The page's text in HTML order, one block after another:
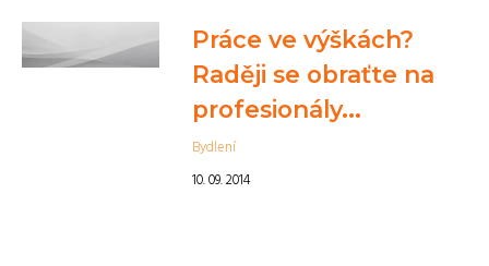
Práce ve výškách?
Raději se obraťte na
profesionály...
Bydlení
10. 09. 2014